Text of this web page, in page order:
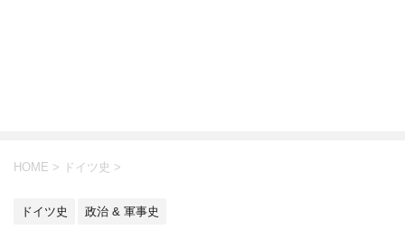
HOME > ドイツ史 >
ドイツ史 政治 & 軍事史